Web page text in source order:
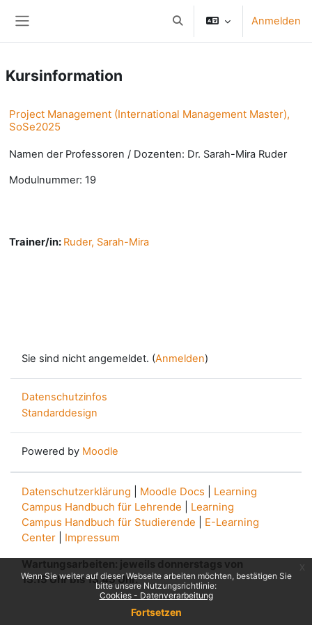
Wenn Sie weiter auf dieser Webseite arbeiten möchten, bestätigen Sie
bitte unsere Nutzungsrichtlinie:
Cookies - Datenverarbeitung
Fortsetzen
Sucheingabe umschalten
Anmelden
Kursinformation
Project Management (International Management Master),
SoSe2025
Namen der Professoren / Dozenten: Dr. Sarah-Mira Ruder
Modulnummer: 19
Trainer/in: Ruder, Sarah-Mira
Sie sind nicht angemeldet. (Anmelden)
Datenschutzinfos
Standarddesign
Powered by Moodle
Datenschutzerklärung Moodle Docs
Learning
Campus Handbuch für Lehrende
Learning
Campus Handbuch für Studierende
E-Learning
Center
Impressum
Wartungsarbeiten: jeweils donnerstags von
13.15 Uhr bis 13.45 Uhr.